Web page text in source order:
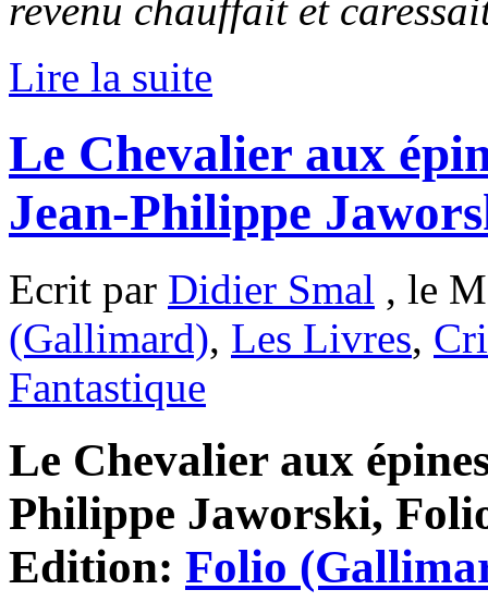
revenu chauffait et
Lire la suite
Le Chevalier aux
Jean-Philippe
Ecrit par Didier Smal , le
(Gallimard), Les Livres,
Fantastique
Le Chevalier aux
Philippe Jaworski,
Edition: Folio